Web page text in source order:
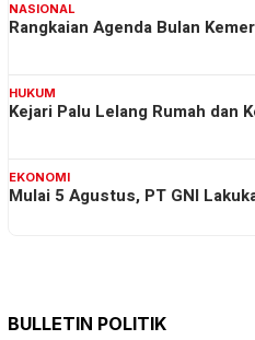
NASIONAL
Rangkaian Agenda Bulan
HUKUM
Kejari Palu Lelang Rumah dan
EKONOMI
Mulai 5 Agustus, PT GNI
BULLETIN POLITIK